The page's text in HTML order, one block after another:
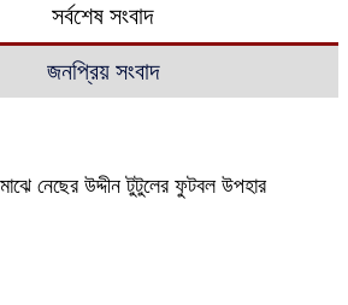
সর্বশেষ সংবাদ
জনপ্রিয় সংবাদ
নেছের উদ্দীন টুটুলের ফুটবল উপহার